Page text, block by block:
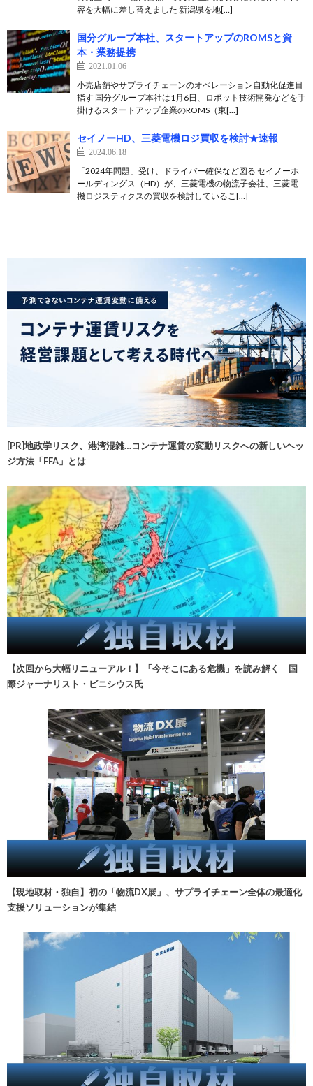
容を大幅に差し替えました 新潟県を地[…]
国分グループ本社、スタートアップのROMSと資
本・業務提携
2021.01.06
小売店舗やサプライチェーンのオペレーション自動化促進目
指す 国分グループ本社は1月6日、ロボット技術開発などを手
掛けるスタートアップ企業のROMS（東[…]
セイノーHD、三菱電機ロジ買収を検討★速報
2024.06.18
「2024年問題」受け、ドライバー確保など図る セイノーホ
ールディングス（HD）が、三菱電機の物流子会社、三菱電
機ロジスティクスの買収を検討しているこ[…]
[PR]地政学リスク、港湾混雑…コンテナ運賃の変動リスクへの新しいヘッ
ジ方法「FFA」とは
【次回から大幅リニューアル！】「今そこにある危機」を読み解く 国
際ジャーナリスト・ビニシウス氏
【現地取材・独自】初の「物流DX展」、サプライチェーン全体の最適化
支援ソリューションが集結